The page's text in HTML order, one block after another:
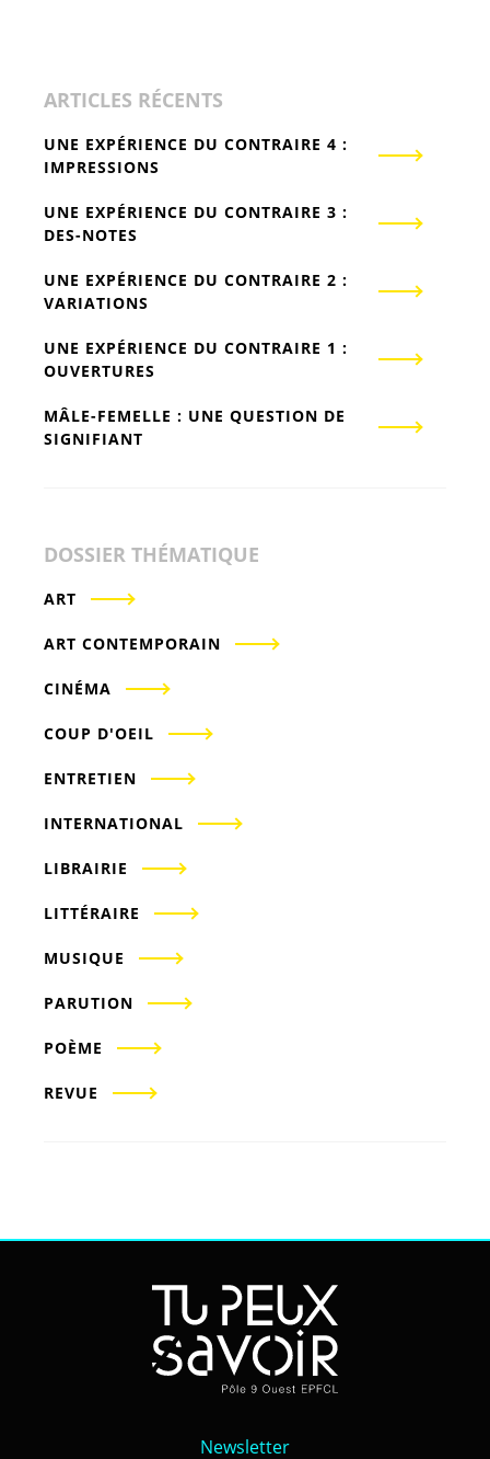
ARTICLES RÉCENTS
UNE EXPÉRIENCE DU CONTRAIRE 4 :
IMPRESSIONS
UNE EXPÉRIENCE DU CONTRAIRE 3 :
DES-NOTES
UNE EXPÉRIENCE DU CONTRAIRE 2 :
VARIATIONS
UNE EXPÉRIENCE DU CONTRAIRE 1 :
OUVERTURES
MÂLE-FEMELLE : UNE QUESTION DE
SIGNIFIANT
DOSSIER THÉMATIQUE
ART
ART CONTEMPORAIN
CINÉMA
COUP D'OEIL
ENTRETIEN
INTERNATIONAL
LIBRAIRIE
LITTÉRAIRE
MUSIQUE
PARUTION
POÈME
REVUE
Newsletter
Newsletter